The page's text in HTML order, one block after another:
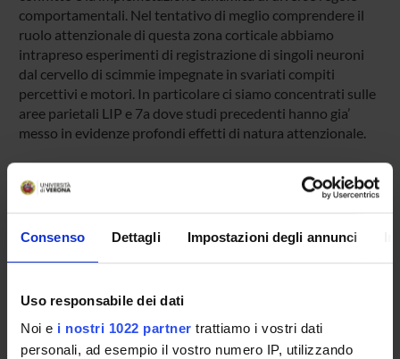
Consenso Dettagli Impostazioni degli annunci
Uso responsabile dei dati
Noi e i nostri 1022 partner trattiamo i vostri dati
personali, ad esempio il vostro numero IP, utilizzando
comportamentali. Nel tentativo di meglio comprendere il
ruolo attenzionale di questa zona corticale abbiamo
intrapreso esperimenti di registrazione di singoli neuroni
dal cervello di scimmie impegnate in svariati compiti
percettivi e motori. In particolare ci siamo concentrati sulle
aree parietali LIP e 7a dove studi precedenti hanno gia’
messo in evidenze profondi effetti di natura attenzionale.
ENTI FINANZIATORI:
Organization
Finanziamento:assegnato e gestito dal Dipartimento
PARTECIPANTI AL PROGETTO